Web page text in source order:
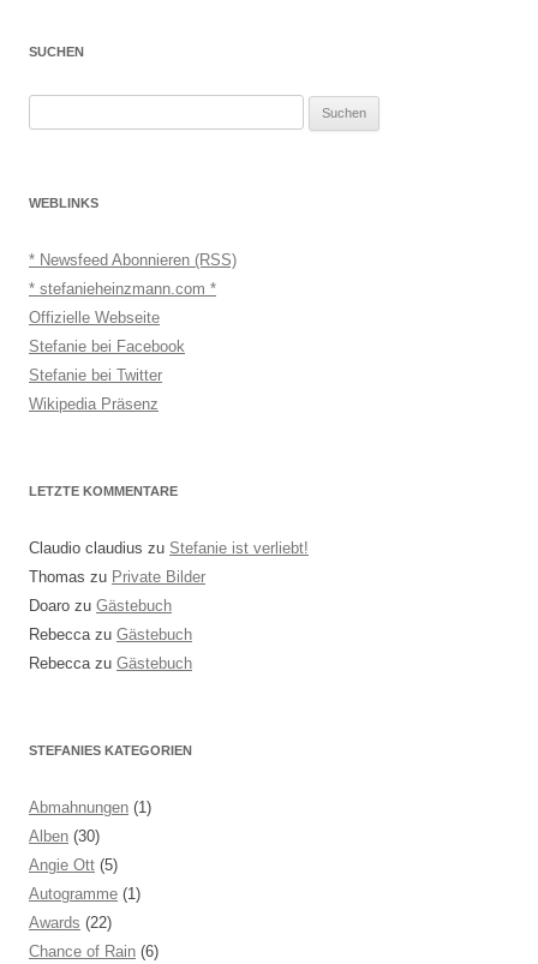
SUCHEN
WEBLINKS
* Newsfeed Abonnieren (RSS)
* stefanieheinzmann.com *
Offizielle Webseite
Stefanie bei Facebook
Stefanie bei Twitter
Wikipedia Präsenz
LETZTE KOMMENTARE
Claudio claudius zu Stefanie ist verliebt!
Thomas zu Private Bilder
Doaro zu Gästebuch
Rebeccazu Gästebuch
Rebeccazu Gästebuch
STEFANIES KATEGORIEN
Abmahnungen (1)
Alben (30)
Angie Ott (5)
Autogramme (1)
Awards (22)
Chance of Rain (6)